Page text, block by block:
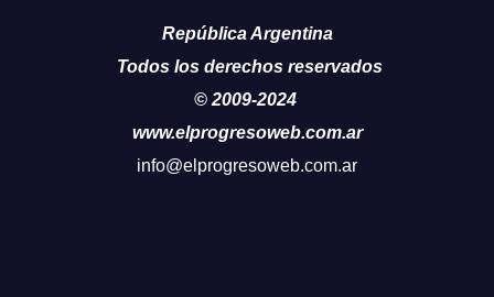
República Argentina
Todos los derechos reservados
© 2009-2024
www.elprogresoweb.com.ar
info@elprogresoweb.com.ar